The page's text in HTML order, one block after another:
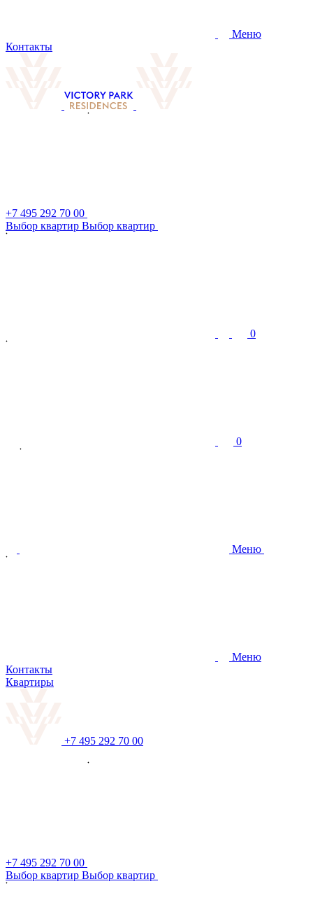
Меню
Контакты
+7 495 292 70 00
Выбор квартир Выбор квартир
0
0
Меню
Меню
Контакты
Квартиры
+7 495 292 70 00
+7 495 292 70 00
Выбор квартир Выбор квартир